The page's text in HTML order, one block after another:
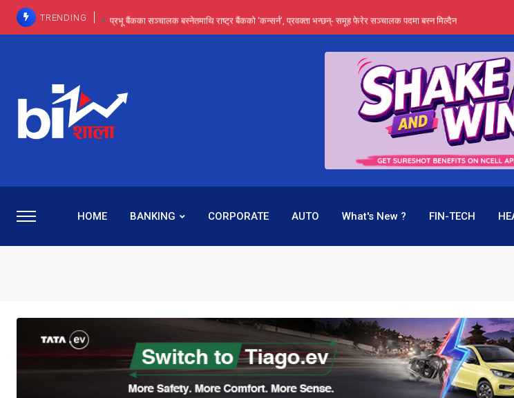
TRENDING प्रभू बैंकका सञ्चालक बस्नेतमाथि राष्ट्र बैंकको ‘कन्सर्न’, प्रवक्ता भन्छन्- समूह फेरेर सञ्चालक पदमा बस्न मिल्दैन
प्रभू बैंकमा सेञ्चुरीबाट आएका कर्मचारीमाथि हदैसम्मको विभेदः एउटै पदमा दुई थरि तलब, वर्षमै ९२ हजार घाटा !
कमाइमा गरिमाको दमदार छलाङ, सेयरधनीलाई २० प्रतिशत लाभांश दिने क्षमता
प्रभु बैंकमा रमिता : सर्वसाधारणबाट छिरेका बस्नेत संस्थापक बनेर निरन्तर, राष्ट्र बैंक किन मौन ?
HOME BANKING CORPORATE AUTO What's New ? FIN-TECH